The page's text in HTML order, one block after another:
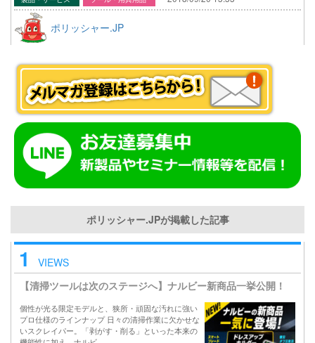
ポリッシャー.JP
ポリッシャー.JPが掲載した記事
1
VIEWS
【清掃ツールは次のステージへ】ナルビー新商品一挙公開！
個性が光る限定モデルと、狭所・頑固な汚れに強い
プロ仕様のラインナップ 日々の清掃作業に欠かせな
いスクレイパー。「剥がす・削る」といった本来の